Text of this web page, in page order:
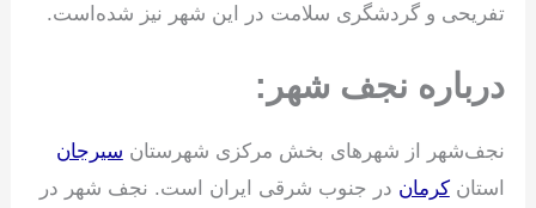
تفریحی و گردشگری سلامت در این شهر نیز شده‌است.
درباره نجف شهر:
نجف‌شهر از شهرهای بخش مرکزی شهرستان سیرجان
استانکرمان در جنوب شرقی ایران است. نجف شهر در